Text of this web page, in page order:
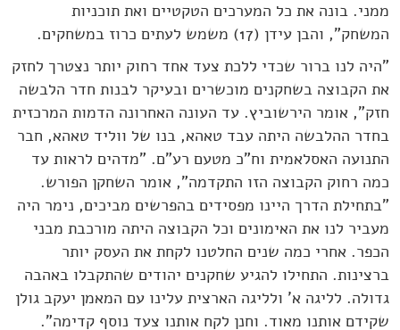
ממני. בונה את כל המערכים הטקטיים ואת תוכניות
המשחק", והבן עידן (17) משמש לעתים כרוז במשחקים.
"היה לנו ברור שכדי ללכת צעד אחד רחוק יותר נצטרך לחזק
את הקבוצה בשחקנים מוכשרים ובעיקר לבנות חדר הלבשה
חזק", אומר הירשוביץ. עד העונה האחרונה הדמות המרכזית
בחדר ההלבשה היתה עבד טאהא, בנו של ווליד טאהא, חבר
התנועה האסלאמית וח"כ מטעם רע"ם. "מדהים לראות עד
כמה רחוק הקבוצה הזו התקדמה", אומר השחקן הפורש.
"בתחילת הדרך היינו מפסידים בהפרשים מביכים, נימר היה
מעביר לנו את האימונים וכל הקבוצה היתה מורכבת מבני
הכפר. אחרי כמה שנים החלטנו לקחת את העסק יותר
ברצינות. התחילו להגיע שחקנים יהודים שהתקבלו באהבה
גדולה. לליגה א' ולליגה הארצית עלינו עם המאמן יעקב גולן
שקידם אותנו מאוד. וחנן לקח אותנו צעד נוסף קדימה".